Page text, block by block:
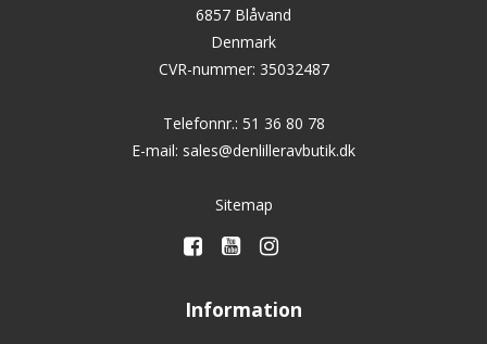
6857 Blåvand
Denmark
CVR-nummer: 35032487
Telefonnr.: 51 36 80 78
E-mail: sales@denlilleravbutik.dk
Sitemap
Information